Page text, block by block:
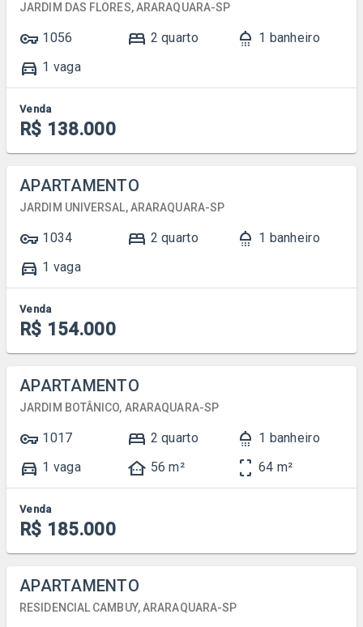
JARDIM DAS FLORES, ARARAQUARA-SP
vpn_key 1056 bed 2 quarto shower 1 banheiro
directions_car 1 vaga
Venda
R$ 138.000
APARTAMENTO
JARDIM UNIVERSAL, ARARAQUARA-SP
vpn_key 1034 bed 2 quarto shower 1 banheiro
directions_car 1 vaga
Venda
R$ 154.000
APARTAMENTO
JARDIM BOTÂNICO, ARARAQUARA-SP
vpn_key 1017 bed 2 quarto shower 1 banheiro
directions_car 1 vaga other_houses 56 m² screenshot_frame 64 m²
Venda
R$ 185.000
APARTAMENTO
RESIDENCIAL CAMBUY, ARARAQUARA-SP